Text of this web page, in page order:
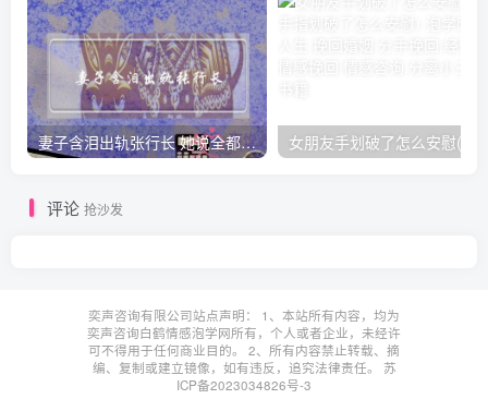
妻子含泪出轨张行长 她说全都是因为家中
评论 抢沙发
奕声咨询有限公司站点声明： 1、本站所有内容，均为
奕声咨询白鹤情感泡学网所有，个人或者企业，未经许
可不得用于任何商业目的。 2、所有内容禁止转载、摘
编、复制或建立镜像，如有违反，追究法律责任。 苏
ICP备2023034826号-3